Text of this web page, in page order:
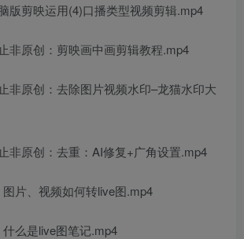
版剪映运用(4)口播类型视频剪辑.mp4
非原创：剪映画中画剪辑教程.mp4
非原创：去除图片视频水印–龙猫水印大
非原创：去重：AI修复+广角设置.mp4
片、视频如何转live图.mp4
么是live图笔记.mp4